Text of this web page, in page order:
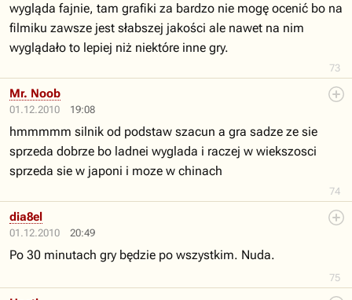
73
wygląda fajnie, tam grafiki za bardzo nie mogę ocenić bo na
filmiku zawsze jest słabszej jakości ale nawet na nim
wyglądało to lepiej niż niektóre inne gry.
01.12.2010 19:08
74
Mr. Noob
hmmmmm silnik od podstaw szacun a gra sadze ze sie
sprzeda dobrze bo ladnei wyglada i raczej w wiekszosci
sprzeda sie w japoni i moze w chinach
01.12.2010 20:49
75
dia8el
Po 30 minutach gry będzie po wszystkim. Nuda.